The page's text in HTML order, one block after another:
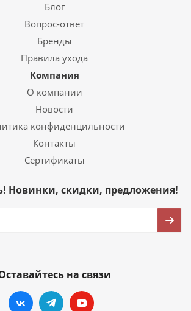
Блог
Вопрос-ответ
Бренды
Правила ухода
Компания
О компании
Новости
конфиденцильности
Контакты
Сертификаты
Новинки, скидки, предложения!
на связи